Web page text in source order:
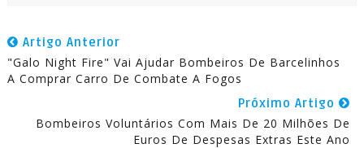
Artigo Anterior
"Galo Night Fire" Vai Ajudar Bombeiros De Barcelinhos
A Comprar Carro De Combate A Fogos
Próximo Artigo
Bombeiros Voluntários Com Mais De 20 Milhões De
Euros De Despesas Extras Este Ano